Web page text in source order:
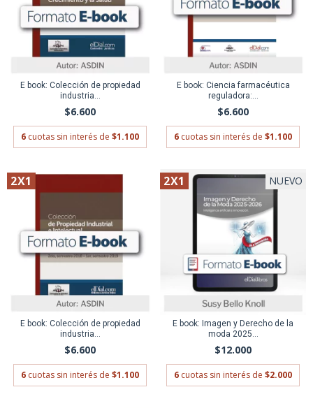
E book: Colección de propiedad
industria...
$6.600
6 cuotas sin interés de $1.100
E book: Ciencia farmacéutica
reguladora:...
$6.600
6 cuotas sin interés de $1.100
2X1
E book: Colección de propiedad
industria...
$6.600
6 cuotas sin interés de $1.100
2X1 NUEVO
E book: Imagen y Derecho de la
moda 2025...
$12.000
6 cuotas sin interés de $2.000